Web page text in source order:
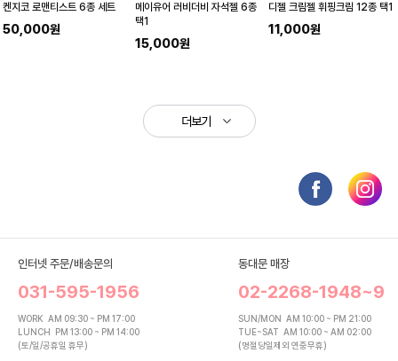
켄지코 로맨티스트 6종 세트
50,000원
메이유어 러비더비 자석젤 6종
택1
15,000원
디젤 크림젤 휘핑크림 12종 택1
11,000원
더보기
인터넷 주문/배송문의
031-595-1956
WORK AM 09:30 ~ PM 17:00
LUNCH PM 13:00 ~ PM 14:00
(토/일/공휴일 휴무)
동대문 매장
02-2268-1948~9
SUN/MON AM 10:00 ~ PM 21:00
TUE~SAT AM 10:00 ~ AM 02:00
(명절당일제외 연중무휴)